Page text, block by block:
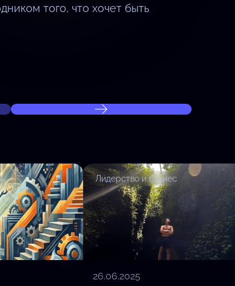
того, что хочет быть
Лидерство и бизнес
26.06.2025